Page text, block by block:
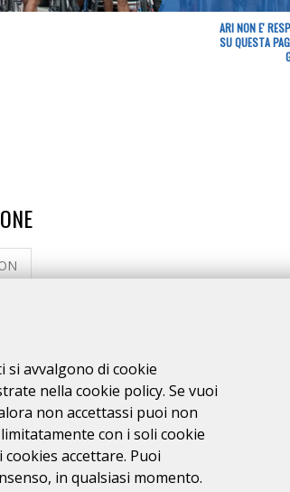
ARI NON E'
SU QUESTA
assicurativo giornaliero di
ONLINE
avvalgono di cookie
nella cookie policy. Se vuoi
non accettassi puoi non
con i soli cookie
accettare. Puoi
in qualsiasi momento.